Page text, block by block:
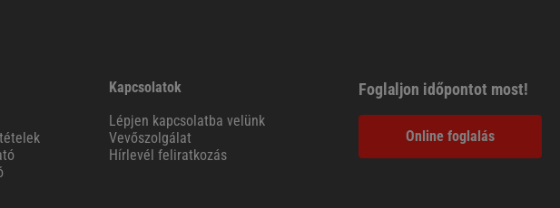
Kapcsolatok
Lépjen kapcsolatba velünk
Vevőszolgálat
Hírlevél feliratkozás
Foglaljon időpontot most!
Online foglalás